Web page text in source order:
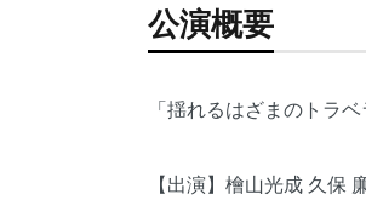
公演概要
「揺れるはざまのトラベ
【出演】檜山光成 久保